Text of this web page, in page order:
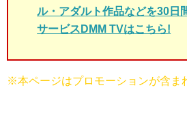
ル・アダルト作品などを30日
サービスDMM TVはこちら!
※本ページはプロモーションが含ま